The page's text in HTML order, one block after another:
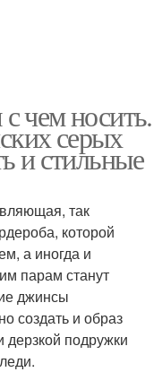
чем носить.
серых
и стильные
так
которой
а иногда и
парам станут
джинсы
создать и образ
дерзкой подружки